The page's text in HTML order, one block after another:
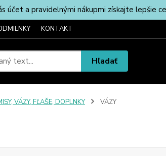
účet a pravidelnými nákupmi získajte lepšie
KONTAKT
Hľadať
VÁZY, FĽAŠE, DOPLNKY VÁZY